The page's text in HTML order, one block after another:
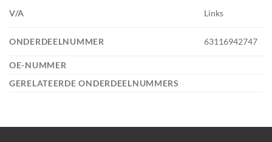
V/A Links
ONDERDEELNUMMER 63116942747
OE-NUMMER
GERELATEERDE ONDERDEELNUMMERS